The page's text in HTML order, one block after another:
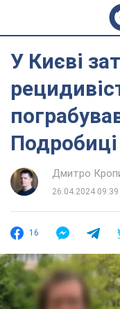
У Києві
Дмитро
26.04.2024 09:39
16